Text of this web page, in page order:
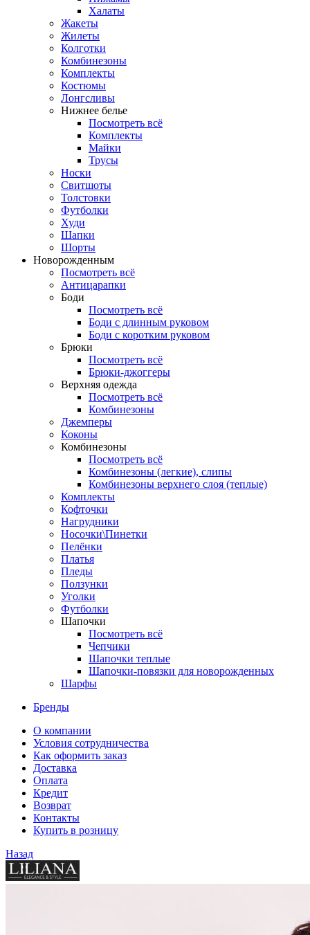
Халаты
Жакеты
Жилеты
Колготки
Комбинезоны
Комплекты
Костюмы
Лонгсливы
Нижнее белье
Посмотреть всё
Комплекты
Майки
Трусы
Носки
Свитшоты
Толстовки
Футболки
Худи
Шапки
Шорты
Новорожденным
Посмотреть всё
Антицарапки
Боди
Посмотреть всё
Боди с длинным руковом
Боди с коротким руковом
Брюки
Посмотреть всё
Брюки-джоггеры
Верхняя одежда
Посмотреть всё
Комбинезоны
Джемперы
Коконы
Комбинезоны
Посмотреть всё
Комбинезоны (легкие), слипы
Комбинезоны верхнего слоя (теплые)
Комплекты
Кофточки
Нагрудники
Носочки\Пинетки
Пелёнки
Платья
Пледы
Ползунки
Уголки
Футболки
Шапочки
Посмотреть всё
Чепчики
Шапочки теплые
Шапочки-повязки для новорожденных
Шарфы
Бренды
О компании
Условия сотрудничества
Как оформить заказ
Доставка
Оплата
Кредит
Возврат
Контакты
Купить в розницу
Назад